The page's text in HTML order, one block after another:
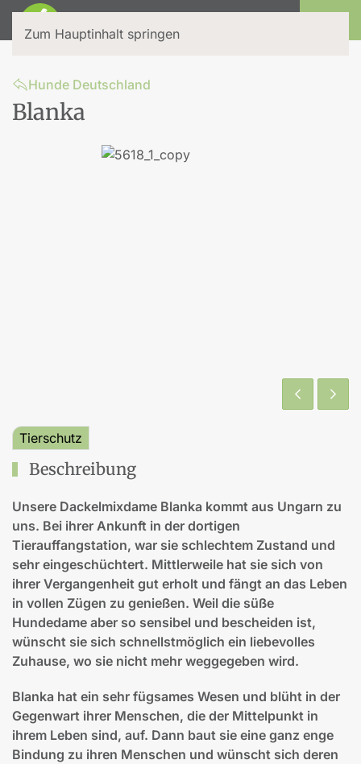
Zum Hauptinhalt springen
Hunde Deutschland
Blanka
Tierschutz
Beschreibung
Unsere Dackelmixdame Blanka kommt aus Ungarn zu
uns. Bei ihrer Ankunft in der dortigen
Tierauffangstation, war sie schlechtem Zustand und
sehr eingeschüchtert. Mittlerweile hat sie sich von
ihrer Vergangenheit gut erholt und fängt an das Leben
in vollen Zügen zu genießen. Weil die süße
Hundedame aber so sensibel und bescheiden ist,
wünscht sie sich schnellstmöglich ein liebevolles
Zuhause, wo sie nicht mehr weggegeben wird.
Blanka hat ein sehr fügsames Wesen und blüht in der
Gegenwart ihrer Menschen, die der Mittelpunkt in
ihrem Leben sind, auf. Dann baut sie eine ganz enge
Bindung zu ihren Menschen und wünscht sich deren